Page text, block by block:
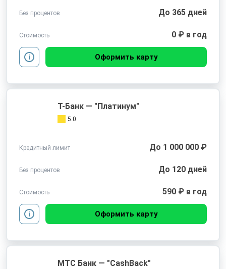
Без процентов До 365 дней
Стоимость 0 ₽ в год
Оформить карту
Т-Банк — "Платинум"
5.0
Кредитный лимит До 1 000 000 ₽
Без процентов До 120 дней
Стоимость 590 ₽ в год
Оформить карту
МТС Банк — "CashBack"